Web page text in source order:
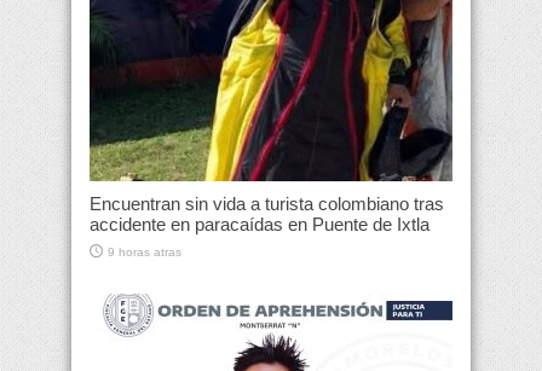
Encuentran sin vida a turista colombiano tras
accidente en paracaídas en Puente de Ixtla
9 horas atras